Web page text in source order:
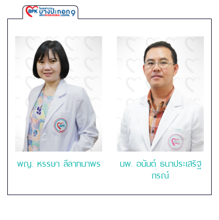
escort ankara rus escort
malatya Escort gaziantep Escort
shell download
Bangpakok
International
Hospital
พญ. หรรษา ลีลาทนาพร นพ. อนันต์ ธนาประเสริฐ
กรณ์